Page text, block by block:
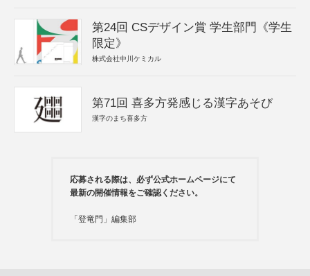
第24回 CSデザイン賞 学生部門《学生
限定》
株式会社中川ケミカル
第71回 喜多方発感じる漢字あそび
漢字のまち喜多方
応募される際は、必ず公式ホームページにて
最新の開催情報をご確認ください。
「登竜門」編集部